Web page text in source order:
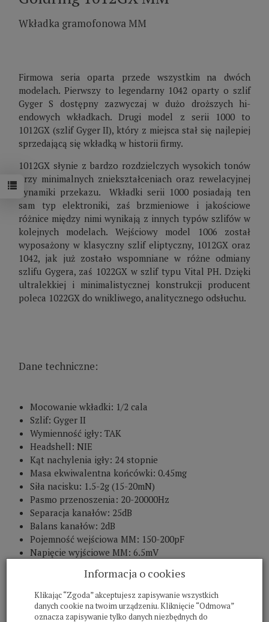
Wkładka gramofonowa MM
Firmowa seria oparta przede wszystkim na dwóch
modelach. Pierwszy to legendarny 1042 oparty o szlif
Gyger S dostępny zazwyczaj w dużo droższych hi-
endowych wkładkach. Drugi model z serii 1000 to
1012GX (szlif Gyger II), który z miejsca stał się najlepiej
sprzedającą się wkładką w historii firmy.
1012GX słynie z bardzo rozdzielczych wysokich tonów
przy minimalnych zniekształceniach oraz rewelacyjnej
dynamiki przekazu. Wkładki serii 1000 posiadają ten
sam typ elektroniki, zaś brzmieniowe i jakościowe
różnice między nimi wynikają z innych typów szlifów w
kolejnych modelach. Wejściowy model 1006 został
wyposażony w klasyczny szlif eliptyczny, 1012GX oraz
1042, jak już zostało wspomniane w różne odmiany
szlifu Gygera, zaś 1022GX w szlif typu Vital PH. Dzięki
ultralekkiej i minimalistycznej konstrukcji producent
poleca 1022GX do wnikliwego, analitycznego odsłuchu.
Dane techniczne:
Mocowanie wkładki: 1/2 cala
Szlif: Gyger II
Wymienność igły: TAK
Headshell: NIE
Kąt nachylenia igły: 24 stopnie
Masa ekwiwalentna końcówki: 0.45mg
Siła nacisku: 1.5-2g (15-20mN)
Pasmo przenoszenia: 20-20000Hz
Separacja kanałów: 25dB
Balans kanałów: 2dB
Pojemność wejściowa MM: 150-200pF
Napięcie wyjściowe MM: 6.5mV
Rezystancja wewnętrzna 660 Ohm
Indukcyjność wewnętrzna: 570 mH
Waga: 6.3g
Informacja o cookies
Klikając “Zgoda” akceptujesz zapisywanie wszystkich
danych cookie na twoim urządzeniu. Kliknięcie “Odmowa”
oznacza zapisywanie tylko danych niezbędnych do